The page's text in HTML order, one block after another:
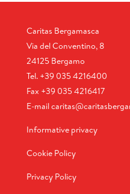
Caritas Bergamasca
Via del Conventino, 8
24125 Bergamo
Tel. +39 035 4216400
Fax +39 035 4216417
E-mail
Informative privacy
Cookie Policy
Privacy Policy